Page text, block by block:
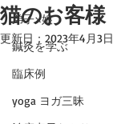
弟子×娘
鍼灸を学ぶ
臨床例
yoga ヨガ三昧
猫のお客様
更新日： 2023年4月3日